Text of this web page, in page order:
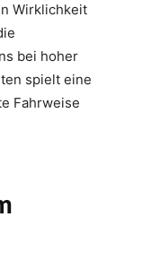
Wirklichkeit
bei hoher
spielt eine
Fahrweise